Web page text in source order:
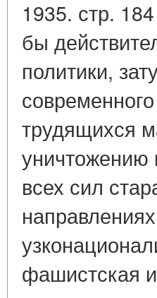
1935. стр.
бы
политики,
трудящихся
уничтожению
всех сил
фашистская